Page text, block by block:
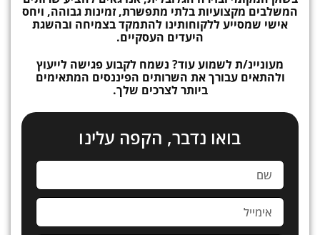
המשלבים מקצועיות בלתי מתפשרת, זמינות גבוהה, ויחס
אישי שמסייע ללקוחותינו להתמקד בצמיחה ובהשגת
היעדים העסקיים.
מעוניינ/ת לשמוע עוד? נשמח לקבוע פגישה לייעוץ
ולהתאים עבורך את השרותים הפיננסים המתאימים
ביותר לצרכים שלך.
בואו נדבר, הקפה עלינו